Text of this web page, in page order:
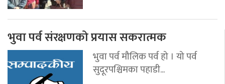
भुवा पर्व संरक्षणको प्रयास सकरात्मक
भुवा पर्व मौलिक पर्व हो । यो पर्व
सुदूरपश्चिमका पहाडी...